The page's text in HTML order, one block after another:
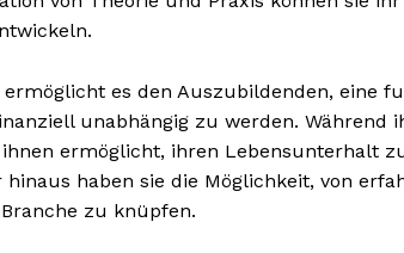
es den Auszubildenden, eine
unabhängig zu werden. Während
ermöglicht, ihren Lebensunterhalt
haben sie die Möglichkeit, von
zu knüpfen.